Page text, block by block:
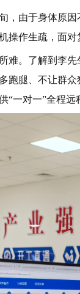
，由于身体原
操作生疏，面
难。了解到李
跑腿、不让群
“一对一”全程远